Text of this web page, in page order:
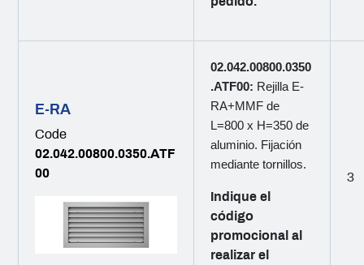
E-RA
Code
02.042.00800.0350.ATF
00
02.042.00800.0350
.ATF00: Rejilla E-
RA+MMF de
L=800 x H=350 de
aluminio. Fijación
mediante tornillos.
Indique el
código
promocional al
realizar el
3